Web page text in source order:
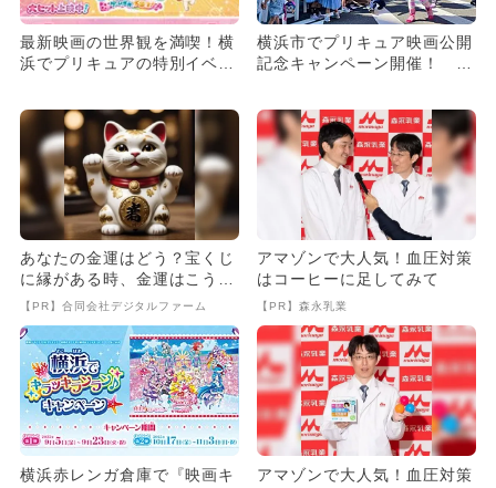
最新映画の世界観を満喫！横
浜でプリキュアの特別イベン
横浜市でプリキュア映画公開
記念キャンペーン開催！ プ
あなたの金運はどう？宝くじ
に縁がある時、金運はこう変
わる
【PR】合同会社デジタルファーム
アマゾンで大人気！血圧対策
はコーヒーに足してみて
【PR】森永乳業
横浜赤レンガ倉庫で『映画キ
アマゾンで大人気！血圧対策